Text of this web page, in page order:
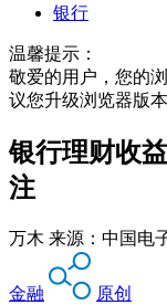
银行
温馨提示：
敬爱的用户，您的
议您升级浏览器版
银行理财收
注
万木 来源： 中国电
金融
原创